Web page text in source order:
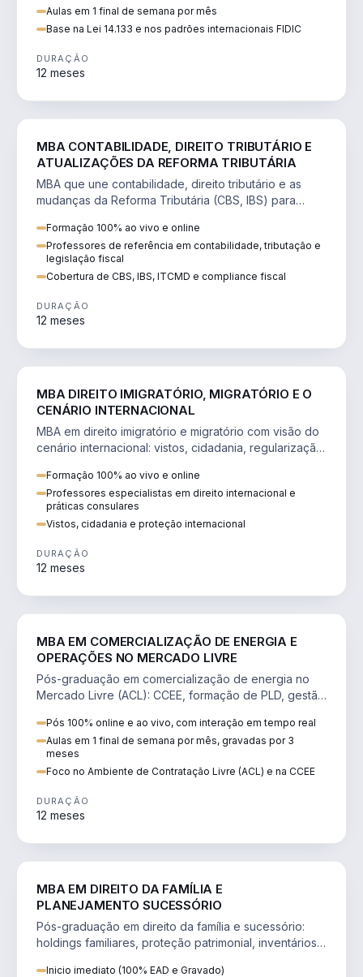
Aulas em 1 final de semana por mês
Base na Lei 14.133 e nos padrões internacionais FIDIC
DURAÇÃO
12 meses
MBA CONTABILIDADE, DIREITO TRIBUTÁRIO E
ATUALIZAÇÕES DA REFORMA TRIBUTÁRIA
MBA que une contabilidade, direito tributário e as
mudanças da Reforma Tributária (CBS, IBS) para
Formação 100% ao vivo e online
Professores de referência em contabilidade, tributação e
legislação fiscal
Cobertura de CBS, IBS, ITCMD e compliance fiscal
DURAÇÃO
12 meses
MBA DIREITO IMIGRATÓRIO, MIGRATÓRIO E O
CENÁRIO INTERNACIONAL
MBA em direito imigratório e migratório com visão do
cenário internacional: vistos, cidadania, regularização
Formação 100% ao vivo e online
Professores especialistas em direito internacional e
práticas consulares
Vistos, cidadania e proteção internacional
DURAÇÃO
12 meses
MBA EM COMERCIALIZAÇÃO DE ENERGIA E
OPERAÇÕES NO MERCADO LIVRE
Pós-graduação em comercialização de energia no
Mercado Livre (ACL): CCEE, formação de PLD, gestão
Pós 100% online e ao vivo, com interação em tempo real
Aulas em 1 final de semana por mês, gravadas por 3
meses
Foco no Ambiente de Contratação Livre (ACL) e na CCEE
DURAÇÃO
12 meses
MBA EM DIREITO DA FAMÍLIA E
PLANEJAMENTO SUCESSÓRIO
Pós-graduação em direito da família e sucessório:
holdings familiares, proteção patrimonial, inventários
Inicio imediato (100% EAD e Gravado)